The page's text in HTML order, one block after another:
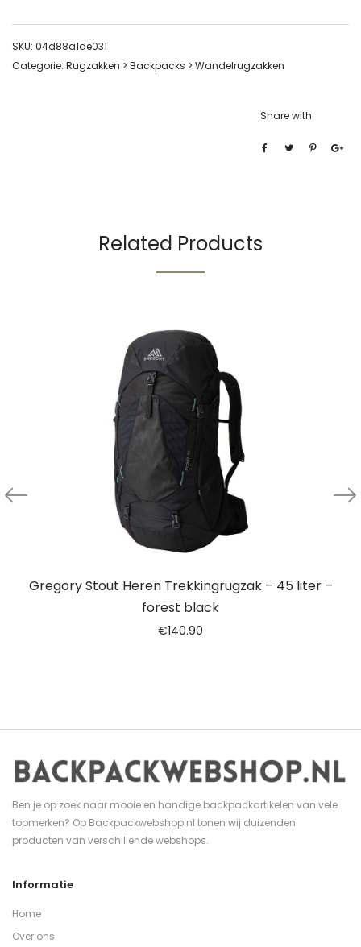
SKU: 04d88a1de031
Categorie: Rugzakken > Backpacks > Wandelrugzakken
Share with
Related Products
Gregory Stout Heren Trekkingrugzak – 45 liter –
forest black
€140.90
Ben je op zoek naar mooie en handige backpackartikelen van vele
topmerken? Op Backpackwebshop.nl tonen wij duizenden
producten van verschillende webshops.
Informatie
Home
Over ons